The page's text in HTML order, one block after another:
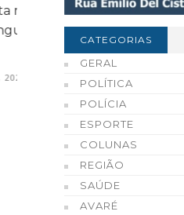
Prefeito Roberval de
e Governo de São
em Tejupá
07 DE AGOSTO, 2026
CATEGORIAS
GERAL
POLÍTICA
POLÍCIA
ESPORTE
COLUNAS
REGIÃO
SAÚDE
AVARÉ